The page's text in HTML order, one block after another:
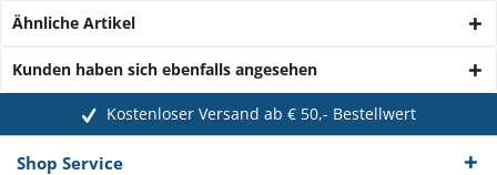
Ähnliche Artikel
Kunden haben sich ebenfalls angesehen
Kostenloser Versand ab € 50,- Bestellwert
Shop Service